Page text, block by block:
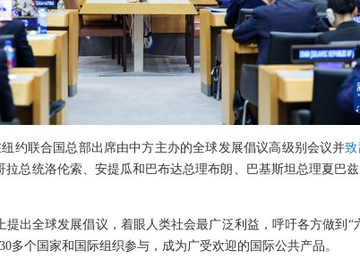
约联合国总部出席由中方主办的全球发展倡议高级别会议并致
总统洛伦索、安提瓜和巴布达总理布朗、巴基斯坦总理夏巴
出全球发展倡议，着眼人类社会最广泛利益，呼吁各方做到“
多个国家和国际组织参与，成为广受欢迎的国际公共产品。